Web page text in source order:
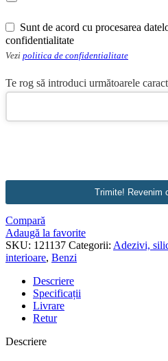
Sunt de acord cu procesarea
confidentialitate
Vezi politica de confidentialitate
Te rog să introduci următoarele
Trimite! Revenim
Compară
Adaugă la favorite
SKU: 121137 Categorii: Adezivi,
interioare, Benzi
Descriere
Specificații
Livrare
Retur
Descriere